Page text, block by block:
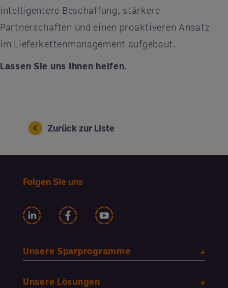
intelligentere Beschaffung, stärkere
Partnerschaften und einen proaktiveren Ansatz
im Lieferkettenmanagement aufgebaut.
Lassen Sie uns Ihnen helfen.
Zurück zur Liste
Folgen Sie uns
Unsere Sparprogramme
Unsere Lösungen